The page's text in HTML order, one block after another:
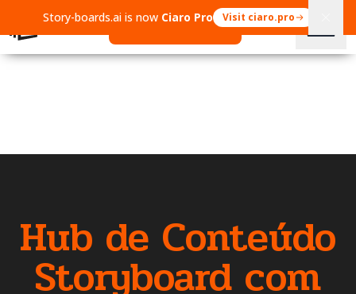
Story-boards.ai is now Ciaro Pro Visit ciaro.pro
Hub de Conteúdo
Storyboard com